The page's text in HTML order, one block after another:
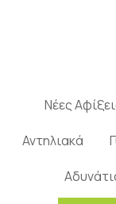
Νέες
Αντηλιακά